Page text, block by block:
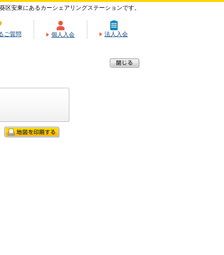
区安東にあるカーシェアリングステーションです。
ご質問 個人入会 法人入会